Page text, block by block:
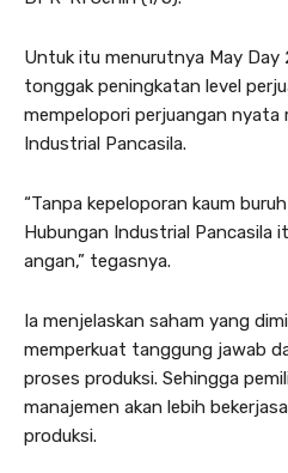
Untuk itu menurutnya May Day
tonggak peningkatan level
mempelopori perjuangan nyata
Industrial Pancasila.
“Tanpa kepeloporan kaum
Hubungan Industrial Pancasila
angan,” tegasnya.
Ia menjelaskan saham yang
memperkuat tanggung jawab
proses produksi. Sehingga
manajemen akan lebih
produksi.